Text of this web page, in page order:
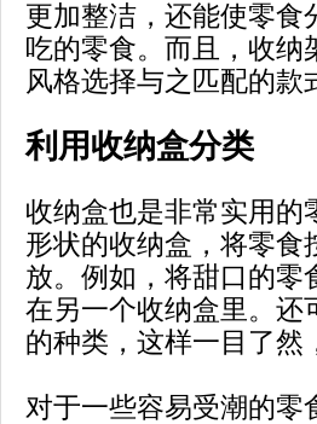
更加整洁，还能使零食
吃的零食。而且，收纳
风格选择与之匹配的款
利用收纳盒分类
收纳盒也是非常实用的
形状的收纳盒，将零食
放。例如，将甜口的零
在另一个收纳盒里。还
的种类，这样一目了然
对于一些容易受潮的零